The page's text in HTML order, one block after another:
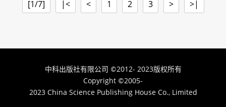
[1/7] |< < 1 2 3 > >|
中科出版社有限公司 ©2012- 2023版权所有
Copyright ©2005-
2023 China Science Publishing House Co., Limited